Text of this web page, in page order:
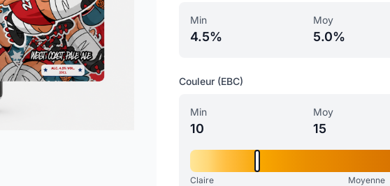
Min
4.5%
Moy
5.0%
Couleur (EBC)
Min
10
Moy
15
Claire Moyenne